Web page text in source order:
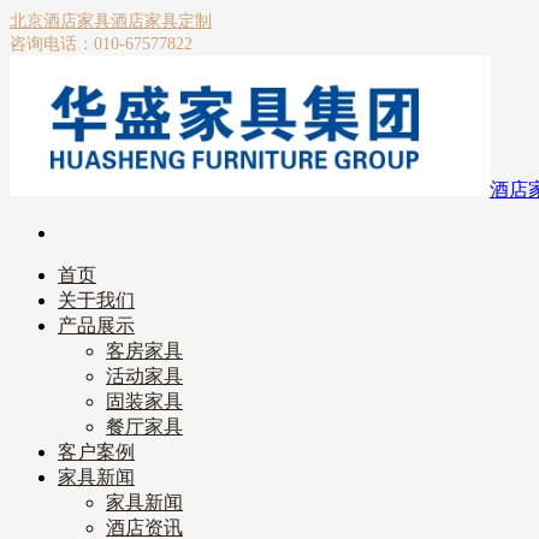
北京酒店家具酒店家具定制
咨询电话：010-67577822
酒店
首页
关于我们
产品展示
客房家具
活动家具
固装家具
餐厅家具
客户案例
家具新闻
家具新闻
酒店资讯